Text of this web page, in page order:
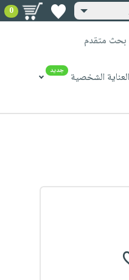
0
بحث متقدم
الشخصية جديد